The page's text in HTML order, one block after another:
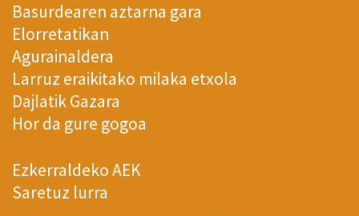
Basurdearen aztarna gara
Elorretatikan
Agurainaldera
Larruz eraikitako milaka etxola
Dajlatik Gazara
Hor da gure gogoa
Ezkerraldeko AEK
Saretuz lurra